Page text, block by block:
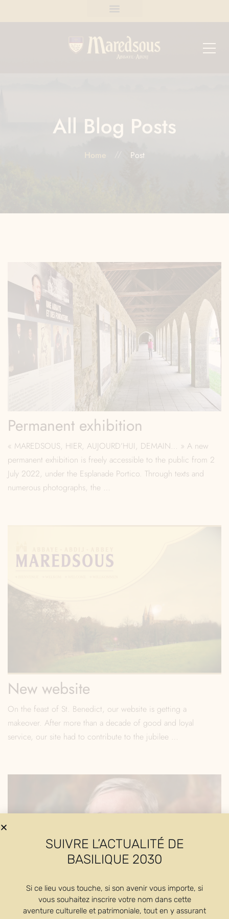
All Blog Posts
Home Post
Permanent exhibition
« MAREDSOUS, HIER, AUJOURD’HUI, DEMAIN… » A new
permanent exhibition is freely accessible to the public from 2
July 2022, under the Esplanade Portico. Through texts and
numerous photographs, the …
New website
On the feast of St. Benedict, our website is getting a
makeover. After more than a decade of good and loyal
service, our site had to contribute to the jubilee …
SUIVRE L’ACTUALITÉ DE
BASILIQUE 2030
Si ce lieu vous touche, si son avenir vous importe, si
vous souhaitez inscrire votre nom dans cette
aventure culturelle et patrimoniale, tout en y assurant